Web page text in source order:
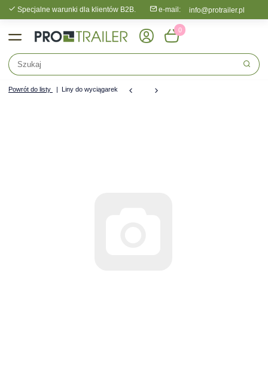
Specjalne warunki dla klientów B2B. e-mail: info@protrailer.pl
0
Powrót do listy Liny do wyciągarek